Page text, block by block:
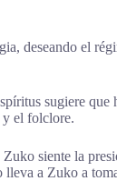
deseando el
sugiere
y el folclore.
siente la
a Zuko a